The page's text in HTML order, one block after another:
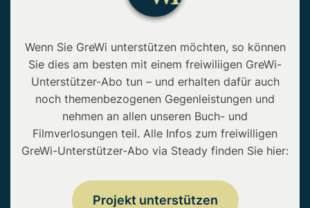
Wenn Sie GreWi unterstützen möchten, so können
Sie dies am besten mit einem freiwiliigen GreWi-
Unterstützer-Abo tun – und erhalten dafür auch
noch themenbezogenen Gegenleistungen und
nehmen an allen unseren Buch- und
Filmverlosungen teil. Alle Infos zum freiwilligen
GreWi-Unterstützer-Abo via Steady finden Sie hier:
Projekt unterstützen